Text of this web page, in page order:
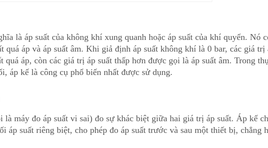
là áp suất của không khí xung quanh hoặc áp suất của khí quyển. Nó
quá áp và áp suất âm. Khi giả định áp suất không khí là 0 bar, các giá trị
quá áp, còn các giá trị áp suất thấp hơn được gọi là áp suất âm. Trong
áp kế là công cụ phổ biến nhất được sử dụng.
là máy đo áp suất vi sai) đo sự khác biệt giữa hai giá trị áp suất. Áp kế
áp suất riêng biệt, cho phép đo áp suất trước và sau một thiết bị, chẳng